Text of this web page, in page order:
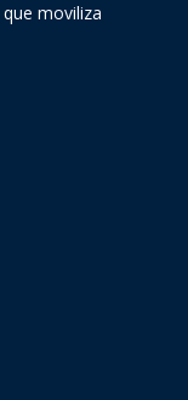
moviliza